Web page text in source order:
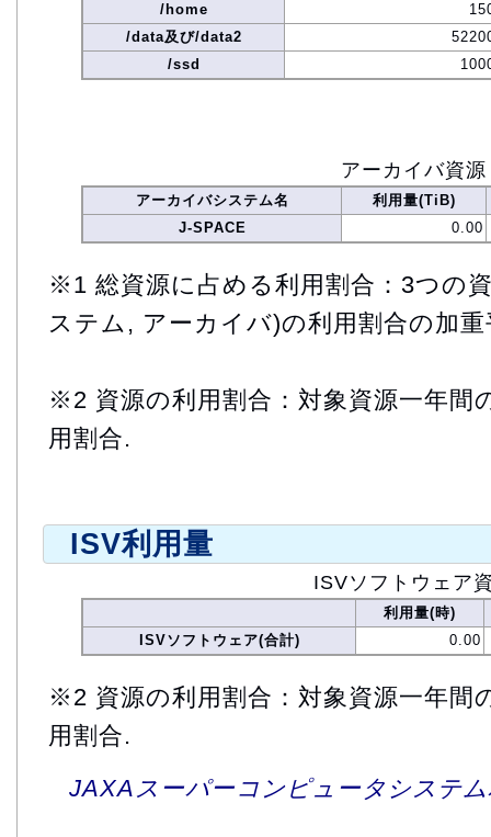
/home
/data及び/data2
/ssd
アーカイバ資源
アーカイバシステム名
利用量(TiB)
J-SPACE
0.00
※1 総資源に占める利用割合：3つの
ステム, アーカイバ)の利用割合の加重
※2 資源の利用割合：対象資源一年間
用割合.
ISV利用量
ISVソフトウェア
利用量(時)
ISVソフトウェア(合計)
0.00
※2 資源の利用割合：対象資源一年間
用割合.
JAXAスーパーコンピュータシステ